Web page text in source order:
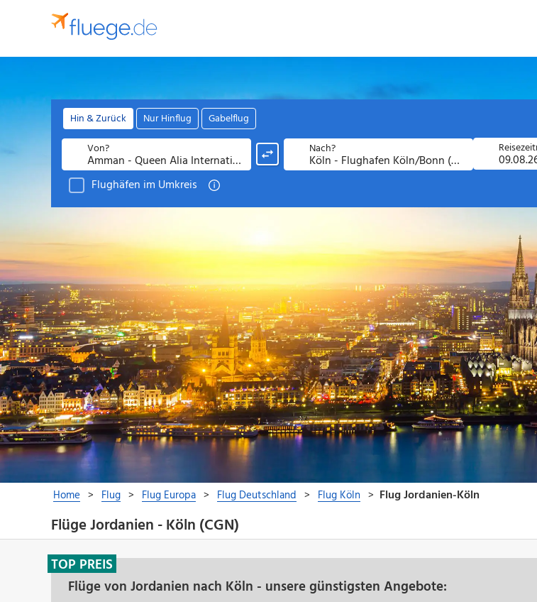
Flüge Jordanien - Köln (CGN)
Flüge von Jordanien nach Köln - unsere günstigsten Angebote:
TOP PREIS